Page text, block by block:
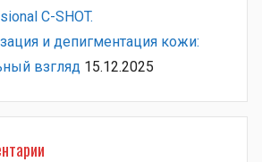
C-SHOT.
и депигментация кожи:
взгляд 15.12.2025